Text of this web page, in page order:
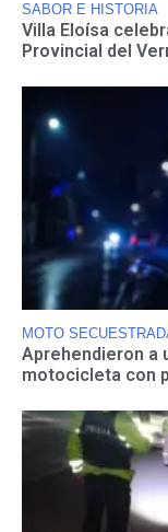
SABOR E HISTORIA
Villa Eloísa
Provincial del
MOTO
Aprehendieron a
motocicleta con